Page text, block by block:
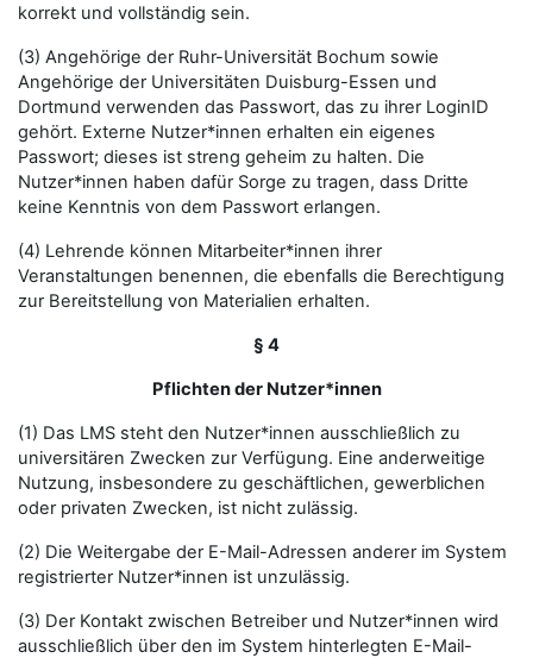
korrekt und vollständig sein.
(3) Angehörige der Ruhr-Universität Bochum sowie
Angehörige der Universitäten Duisburg-Essen und
Dortmund verwenden das Passwort, das zu ihrer LoginID
gehört. Externe Nutzer*innen erhalten ein eigenes
Passwort; dieses ist streng geheim zu halten. Die
Nutzer*innen haben dafür Sorge zu tragen, dass Dritte
keine Kenntnis von dem Passwort erlangen.
(4) Lehrende können Mitarbeiter*innen ihrer
Veranstaltungen benennen, die ebenfalls die Berechtigung
zur Bereitstellung von Materialien erhalten.
§ 4
Pflichten der Nutzer*innen
(1) Das LMS steht den Nutzer*innen ausschließlich zu
universitären Zwecken zur Verfügung. Eine anderweitige
Nutzung, insbesondere zu geschäftlichen, gewerblichen
oder privaten Zwecken, ist nicht zulässig.
(2) Die Weitergabe der E-Mail-Adressen anderer im System
registrierter Nutzer*innen ist unzulässig.
(3) Der Kontakt zwischen Betreiber und Nutzer*innen wird
ausschließlich über den im System hinterlegten E-Mail-